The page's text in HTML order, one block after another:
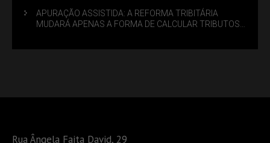
APURAÇÃO ASSISTIDA: A REFORMA TRIBITÁRIA
MUDARÁ APENAS A FORMA DE CALCULAR TRIBUTOS
Rua Ângela Faita David, 29